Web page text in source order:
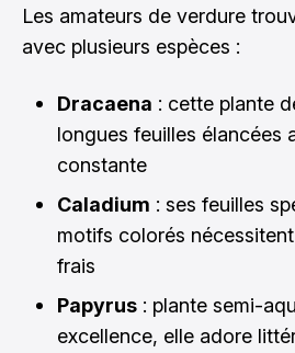
Les amateurs de verdure
avec plusieurs espèces :
Dracaena : cette plante
longues feuilles élancées
constante
Caladium : ses feuilles
motifs colorés
frais
Papyrus : plante semi-
excellence, elle adore